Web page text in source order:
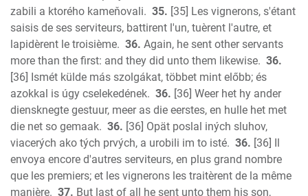
zabili a ktorého kameňovali. 35. [35] Les vignerons, s'étant
saisis de ses serviteurs, battirent l'un, tuèrent l'autre, et
lapidèrent le troisième. 36. Again, he sent other servants
more than the first: and they did unto them likewise. 36.
[36] Ismét külde más szolgákat, többet mint előbb; és
azokkal is úgy cselekedének. 36. [36] Weer het hy ander
diensknegte gestuur, meer as die eerstes, en hulle het met
die net so gemaak. 36. [36] Opät poslal iných sluhov,
viacerých ako tých prvých, a urobili im to isté. 36. [36] Il
envoya encore d'autres serviteurs, en plus grand nombre
que les premiers; et les vignerons les traitèrent de la même
manière. 37. But last of all he sent unto them his son,